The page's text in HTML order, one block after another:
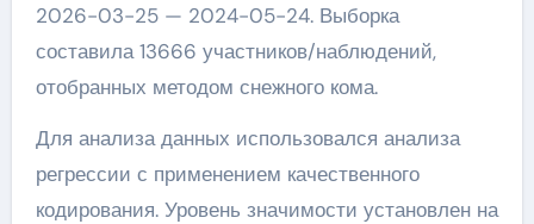
2026-03-25 — 2024-05-24. Выборка
составила 13666 участников/наблюдений,
отобранных методом снежного кома.
Для анализа данных использовался анализа
регрессии с применением качественного
кодирования. Уровень значимости установлен на